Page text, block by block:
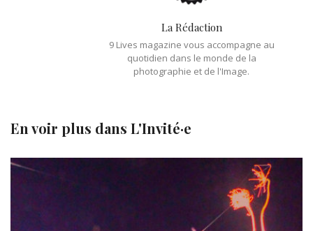
La Rédaction
9 Lives magazine vous accompagne au
quotidien dans le monde de la
photographie et de l'Image.
En voir plus dans L'Invité·e